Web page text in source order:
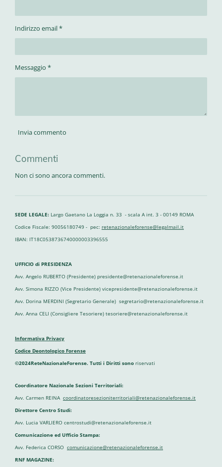
Indirizzo email *
Messaggio *
Invia commento
Commenti
Non ci sono ancora commenti.
SEDE LEGALE: Largo Gaetano La Loggia n. 33 - scala A int. 3 - 00149 ROMA
Codice Fiscale: 90056180749 - pec: retenazionaleforense@legalmail.it
IBAN: IT18C0538736740000003396555
UFFICIO di PRESIDENZA
Avv. Angelo RUBERTO (Presidente) presidente@retenazionaleforense.it
Avv. Simona RIZZO (Vice Presidente) vicepresidente@retenazionaleforense.it
Avv. Dorina MERDINI (Segretario Generale) segretario@retenazionaleforense.it
Avv. Anna CELI (Consigliere Tesoriere) tesoriere@retenazionaleforense.it
Informativa Privacy
Codice Deontologico Forense
©2024ReteNazionaleForense. Tutti i Diritti sono riservati
Coordinatore Nazionale Sezioni Territoriali:
Avv. Carmen REINA coordinatoresezioniterritoriali@retenazionaleforense.it
Direttore Centro Studi:
Avv. Lucia VARLIERO centrostudi@retenazionaleforense.it
Comunicazione ed Ufficio Stampa:
Avv. Federica CORSO comunicazione@retenazionaleforense.it
RNF MAGAZINE: